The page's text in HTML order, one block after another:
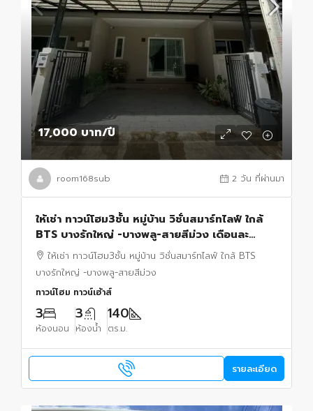
17,000 บาท/ปี
room168sub 2 วัน ที่ผ่านมา
ให้เช่า ทาวน์โฮม3ชั้น หมู่บ้าน วิชั่นสมาร์ทไลฟ์ ใกล้
BTS บางรักใหญ่ -บางพลู-สายสีม่วง เดือนละ
17,000 บาท
ให้เช่า ทาวน์โฮม3ชั้น หมู่บ้าน วิชั่นสมาร์ทไลฟ์ ใกล้ BTS
บางรักใหญ่ -บางพลู-สายสีม่วง
ทาวน์โฮม ทาวน์เฮ้าส์
3
ห้องนอน
3
ห้องน้ำ
140
ตร.ม.
รายละเอียด